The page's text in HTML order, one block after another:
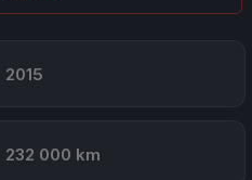
2015
232 000 km